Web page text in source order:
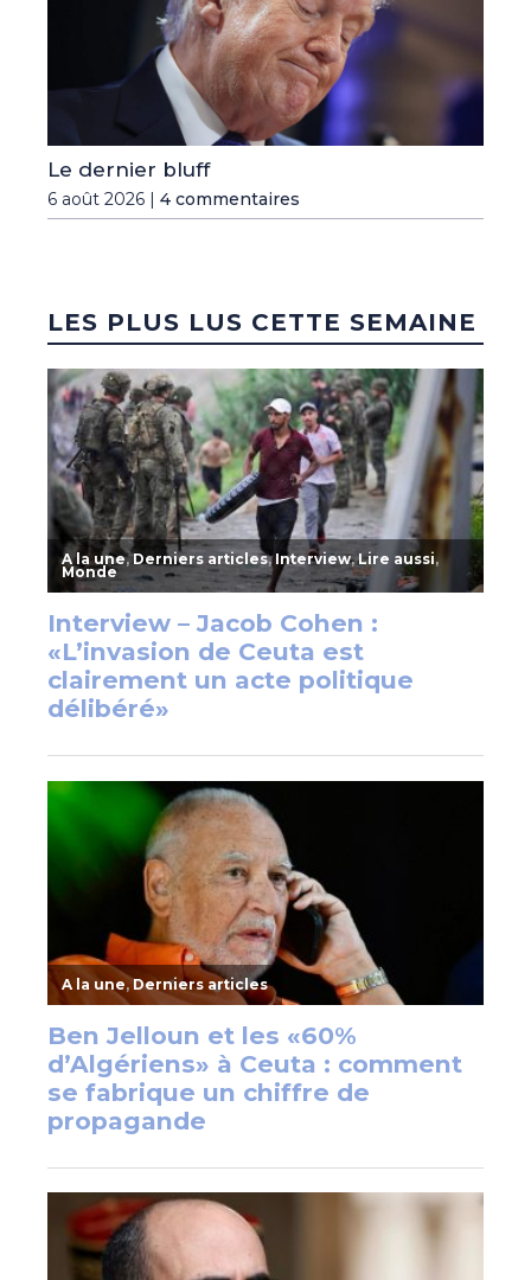
Le dernier bluff
6 août 2026 | 4 commentaires
LES PLUS LUS CETTE SEMAINE